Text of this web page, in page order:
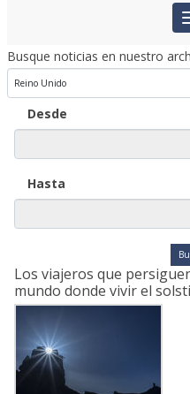
Busque noticias en nuestro
Desde
Hasta
Los viajeros que
mundo donde vivir el